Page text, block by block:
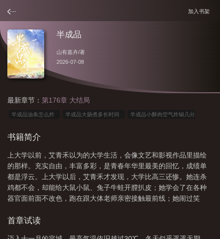
加入书架
半成品
山有嘉卉/著
2026-07-08
最新章节： 第176章 大结局
半成品油条怎么炸 半成品大肠煮多长时间 半成品小酥肉空气炸锅几分
成品羽绒服在家怎么完成视频
早餐有哪些 半成品薯条哪个牌子好吃? 半成品元宝怎么叠 半成品加工有什
么好的项目 半成品和预制菜的区别 半成品酸菜鱼怎么做好吃 半成品是什么
意思 半成品菜加盟十大品牌 半成品食材 半成品包子蒸多久 半成品肥肠
怎么洗不臭又干净 半成品小酥肉怎么做好吃又简单 半成品薯条用空气炸锅怎么
书籍简介
上大学以前，艾青禾以为的大学生活，会像文艺和影视作品里描绘
的那样。充实自由，丰富多彩，是青春年华里最美的回忆，成绩单
都是浮云。上大学以后，艾青禾才发现，大学比高三还惨。她连杀
鸡都不会，却能给大鼠小鼠、兔子牛蛙开膛扒皮；她学会了在各种
器官面前面不改色，跑在跟大体老师亲密接触最前线；她闹过笑
挨过带教的骂，终将外科缝合练得又快又好；她学会写论文，学会
首章试读